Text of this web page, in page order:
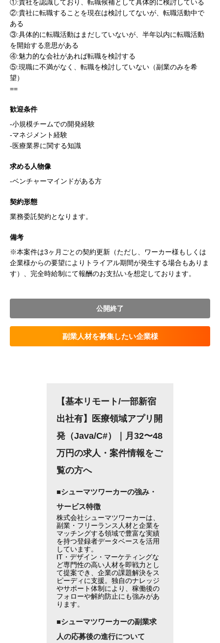
①:貴社を認識しており、転職候補として具体的に検討している
②:貴社に転職することを現在は検討してないが、転職活動中で
ある
③:具体的に転職活動はまだしていないが、半年以内に転職活動
を開始する意思がある
④:魅力的な会社があれば転職を検討する
⑤:現職に不満がなく、転職を検討していない（副業のみを希
望）
==
歓迎条件
-小規模チームでの開発経験
-マネジメント経験
-医療業界に関する知識
求める人物像
-ベンチャーマインドがある方
契約形態
業務委託契約となります。
備考
※本案件は3ヶ月ごとの契約更新（ただし、ワーカー様もしくは
企業様からの要望によりトライアル期間が発生する場合もありま
す）、完全時給制にて報酬のお支払いを想定しております。
公開終了
副業人材を募集したい企業様
【基本リモート/一部新宿
出社有】医療領域アプリ開
発（Java/C#）｜月32〜48
万円の求人・案件情報をご
覧の方へ
■シューマツワーカーの強み・
サービス特徴
株式会社シューマツワーカーは、
副業・フリーランス人材と企業を
マッチングする領域で豊富な実績
を持つ登録者データベースを活用
しています。
IT・デザイン・マーケティングな
ど専門性の高い人材を即戦力とし
て提案でき、企業の課題解決をス
ピーディに支援。独自のナレッジ
やサポート体制により、稼働後の
フォローや解約防止にも強みがあ
ります。
■シューマツワーカーの副業求
人の応募後の進行について